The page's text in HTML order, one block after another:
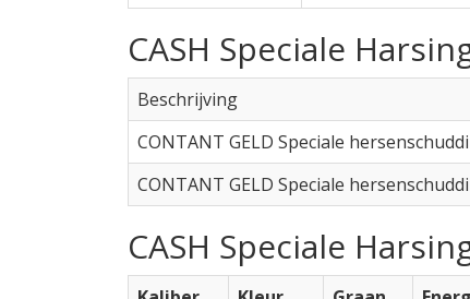
CASH Speciale
Beschrijving
CONTANT GELD Speciale
CONTANT GELD Speciale
CASH Speciale